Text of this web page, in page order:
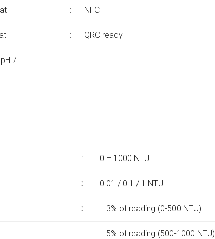
: NFC
: QRC ready
7
: 0 – 1000 NTU
: 0.01 / 0.1 / 1 NTU
: ± 3% of reading (0-500 NTU)
± 5% of reading (500-1000 NTU)